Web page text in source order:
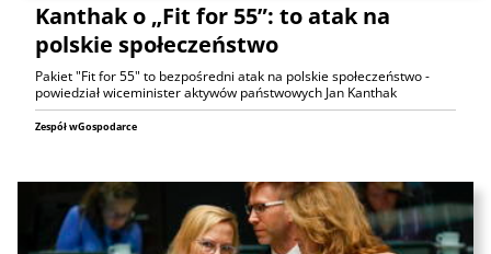
Kanthak o „Fit for 55”: to atak na
polskie społeczeństwo
Pakiet "Fit for 55" to bezpośredni atak na polskie społeczeństwo -
powiedział wiceminister aktywów państwowych Jan Kanthak
Zespół wGospodarce